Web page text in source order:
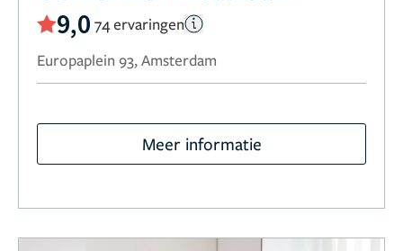
9,0 74 ervaringen
Europaplein 93, Amsterdam
Meer informatie